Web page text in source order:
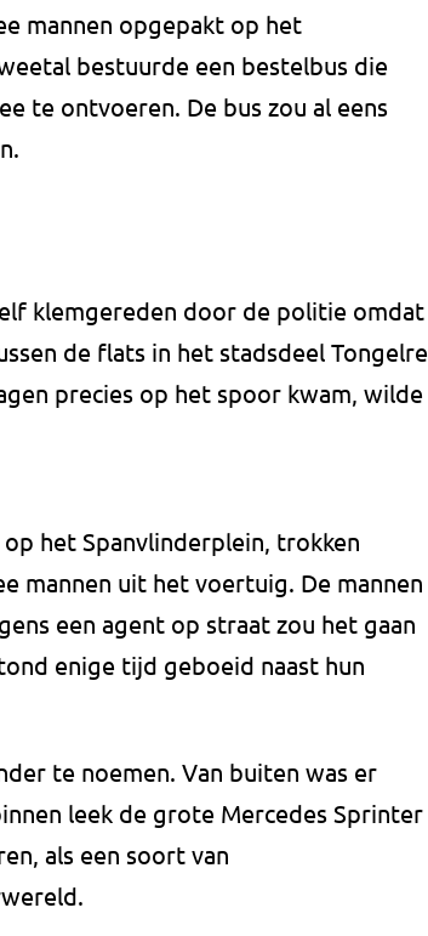
mannen opgepakt op het
bestuurde een bestelbus die
te ontvoeren. De bus zou al eens
klemgereden door de politie omdat
de flats in het stadsdeel Tongelre
precies op het spoor kwam, wilde
het Spanvlinderplein, trokken
mannen uit het voertuig. De mannen
een agent op straat zou het gaan
enige tijd geboeid naast hun
te noemen. Van buiten was er
leek de grote Mercedes Sprinter
als een soort van